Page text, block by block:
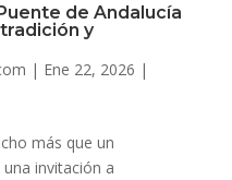
de Andalucía
y
| Ene 22, 2026 |
más que un
invitación a